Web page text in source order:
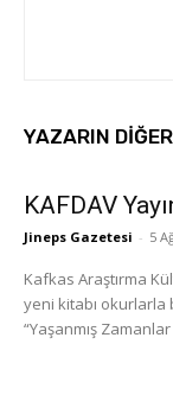
YAZARIN
KAFDAV
Jineps Gazetesi - 5
Kafkas Araştırma
yeni kitabı okurlarla
“Yaşanmış